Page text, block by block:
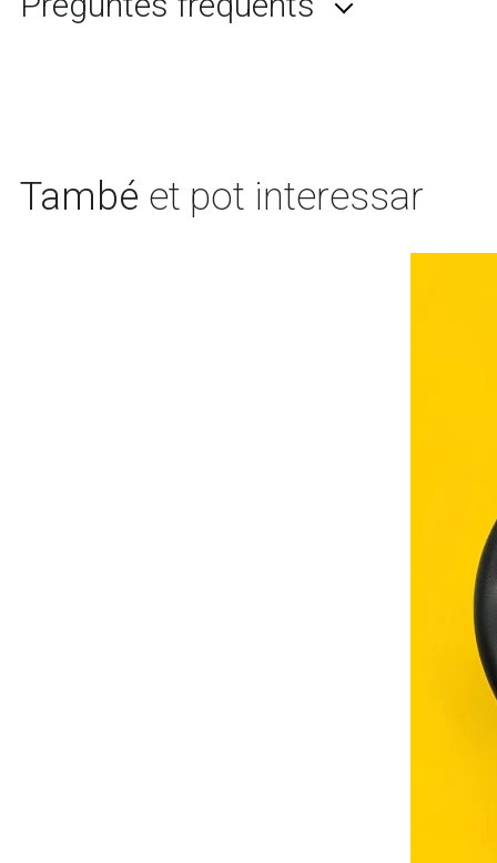
També et pot interessar